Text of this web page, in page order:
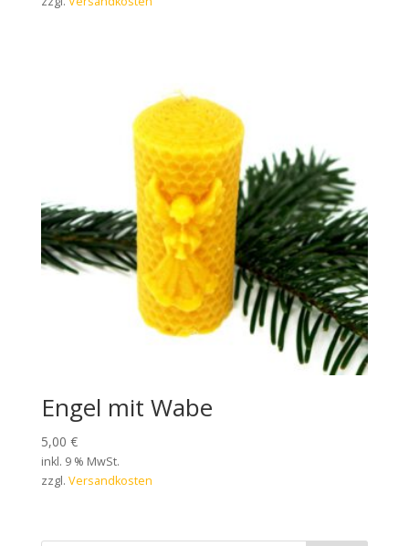
Engel mit Wabe
5,00 €
inkl. 9 % MwSt.
zzgl. Versandkosten